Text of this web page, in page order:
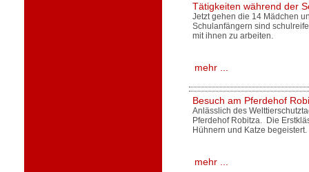
Tätigkeiten während der
Jetzt gehen die 14 Mädchen
Schulanfängern sind
mit ihnen zu arbeiten.
mehr ...
Besuch am Pferdehof
Anlässlich des
Pferdehof Robitza. Die
Hühnern und Katze
mehr ...